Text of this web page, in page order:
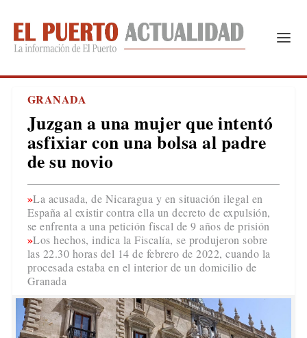
GRANADA
Juzgan a una mujer que intentó
asfixiar con una bolsa al padre
de su novio
La acusada, de Nicaragua y en situación ilegal en
España al existir contra ella un decreto de expulsión,
se enfrenta a una petición fiscal de 9 años de prisión
Los hechos, indica la Fiscalía, se produjeron sobre
las 22.30 horas del 14 de febrero de 2022, cuando la
procesada estaba en el interior de un domicilio de
Granada